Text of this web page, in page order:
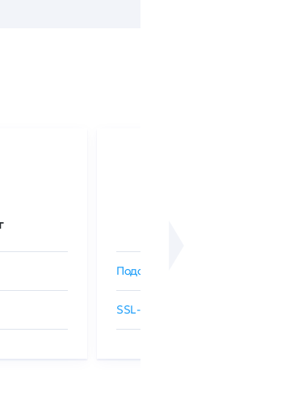
Подобрать SSL-сертификат
SSL-сертификаты GlobalSign